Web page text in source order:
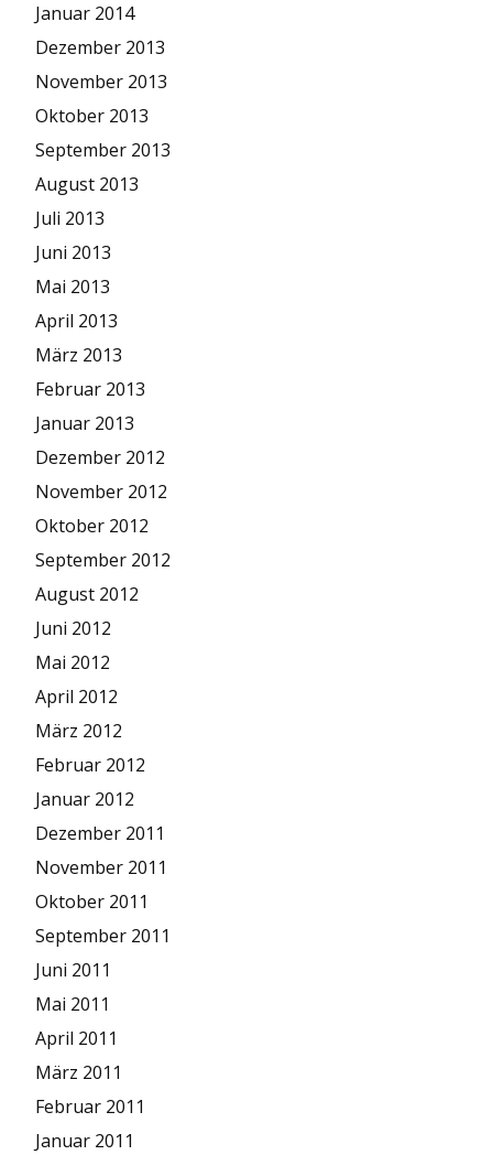
Januar 2014
Dezember 2013
November 2013
Oktober 2013
September 2013
August 2013
Juli 2013
Juni 2013
Mai 2013
April 2013
März 2013
Februar 2013
Januar 2013
Dezember 2012
November 2012
Oktober 2012
September 2012
August 2012
Juni 2012
Mai 2012
April 2012
März 2012
Februar 2012
Januar 2012
Dezember 2011
November 2011
Oktober 2011
September 2011
Juni 2011
Mai 2011
April 2011
März 2011
Februar 2011
Januar 2011